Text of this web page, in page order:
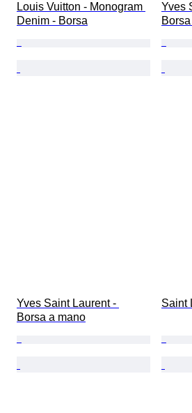
Louis Vuitton - Monogram
Denim - Borsa
Yves
Yves Saint Laurent -
Borsa a mano
Saint